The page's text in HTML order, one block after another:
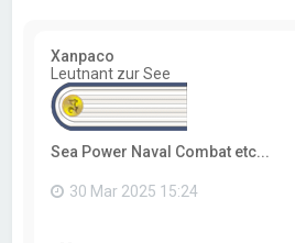
Xanpaco
Leutnant zur See
Sea Power Naval Combat etc...
30 Mar 2025 15:24